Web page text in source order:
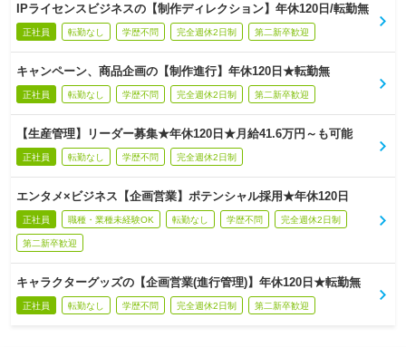
IPライセンスビジネスの【制作ディレクション】年休120日/転勤無
正社員 転勤なし 学歴不問 完全週休2日制 第二新卒歓迎
キャンペーン、商品企画の【制作進行】年休120日★転勤無
正社員 転勤なし 学歴不問 完全週休2日制 第二新卒歓迎
【生産管理】リーダー募集★年休120日★月給41.6万円～も可能
正社員 転勤なし 学歴不問 完全週休2日制
エンタメ×ビジネス【企画営業】ポテンシャル採用★年休120日
正社員 職種・業種未経験OK 転勤なし 学歴不問 完全週休2日制
第二新卒歓迎
キャラクターグッズの【企画営業(進行管理)】年休120日★転勤無
正社員 転勤なし 学歴不問 完全週休2日制 第二新卒歓迎